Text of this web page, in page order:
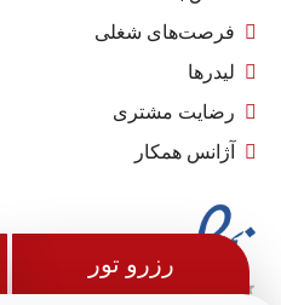
رزرو تور
فرصت‌های شغلی
لیدرها
رضایت مشتری
آژانس همکار